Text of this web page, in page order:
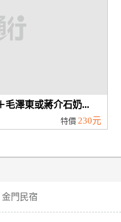
毛澤東或蔣介石奶...
特價 230元
金門民宿